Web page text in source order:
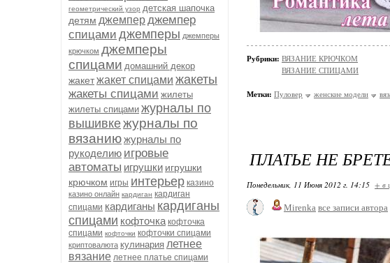
геометрический узор детская шапочка
детям джемперджемпер
спицами джемперы джемперы
крючком джемперы
спицами домашний декор
жакетжакет спицами жакеты
жакеты спицами жилеты
жилеты спицами журналы по
вышивкежурналы по
вязаниюжурналы по
рукоделию игровые
автоматы игрушки игрушки
крючком игры интерьер казино
казино онлайн кардиган кардиган
спицами кардиганы кардиганы
спицами кофточка кофточка
спицами кофточки кофточки спицами
криптовалюта кулинария летнее
вязание летнее платье спицами
Рубрики: ВЯЗАНИЕ КРЮЧКОМ
ВЯЗАНИЕ СПИЦАМИ
Метки: Пуловер женские модели
ПЛАТЬЕ НЕ
Понедельник, 11 Июня 2012 г. 14:15 + в
Mirenka все записи автора